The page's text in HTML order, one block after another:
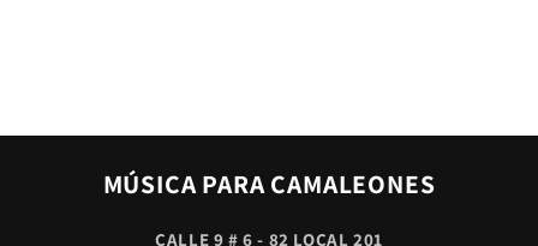
MÚSICA PARA CAMALEONES
CALLE 9 # 6 - 82 LOCAL 201